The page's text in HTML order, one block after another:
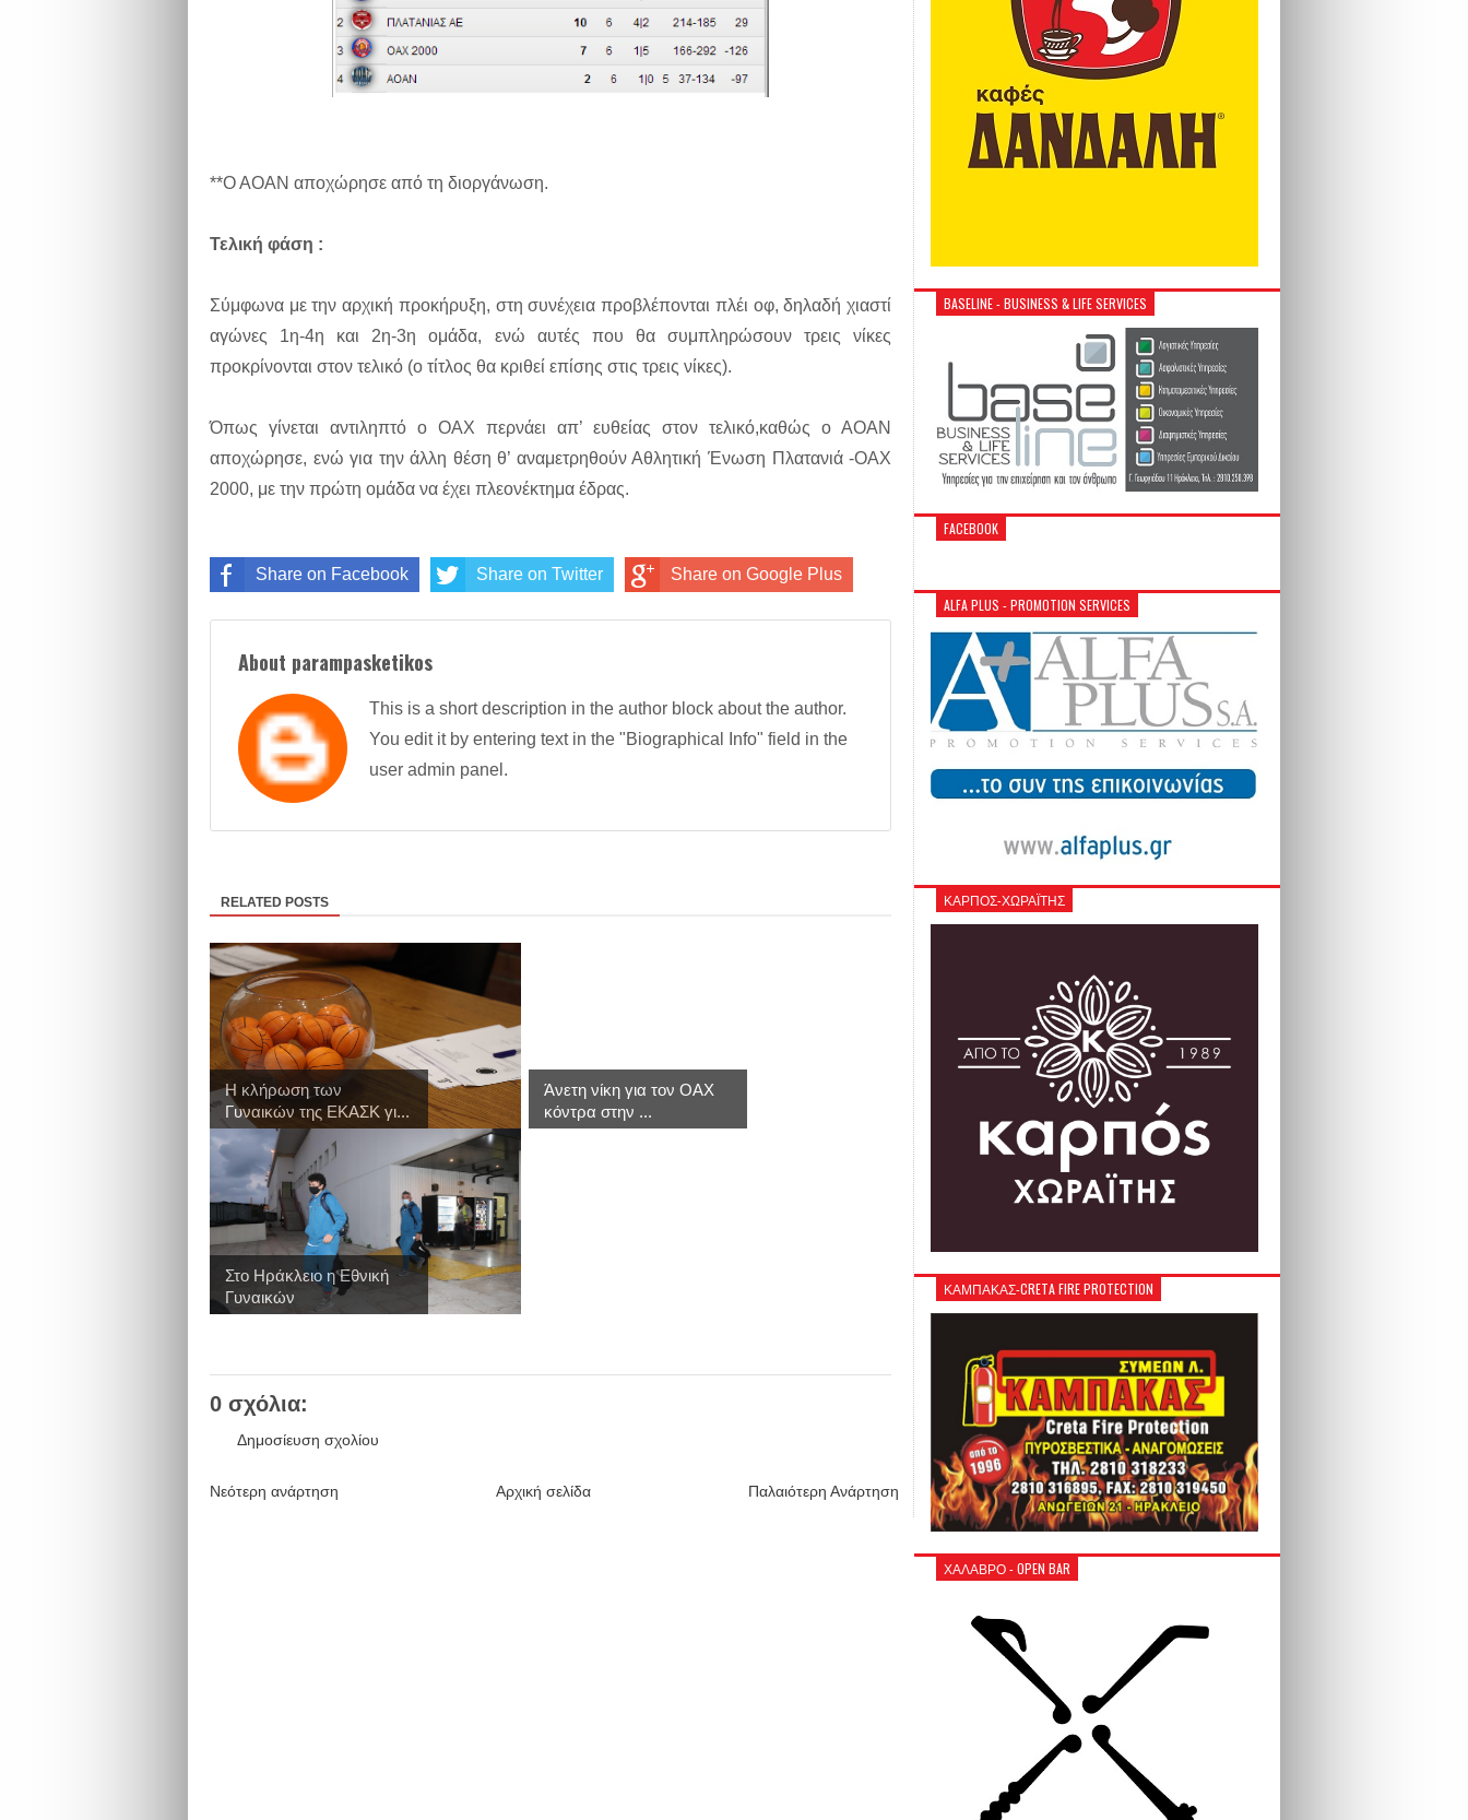
**Ο ΑΟΑΝ αποχώρησε από τη διοργάνωση.
Τελική φάση :
Σύμφωνα με την αρχική προκήρυξη, στη συνέχεια προβλέπονται πλέι οφ, δηλαδή χιαστί
αγώνες 1η-4η και 2η-3η ομάδα, ενώ αυτές που θα συμπληρώσουν τρεις νίκες
προκρίνονται στον τελικό (ο τίτλος θα κριθεί επίσης στις τρεις νίκες).
Όπως γίνεται αντιληπτό ο ΟΑΧ περνάει απ’ ευθείας στον τελικό,καθώς ο ΑΟΑΝ
αποχώρησε, ενώ για την άλλη θέση θ’ αναμετρηθούν Αθλητική Ένωση Πλατανιά -ΟΑΧ
2000, με την πρώτη ομάδα να έχει πλεονέκτημα έδρας.
Share on Facebook Share on Twitter Share on Google Plus
About parampasketikos
This is a short description in the author block about the author.
You edit it by entering text in the "Biographical Info" field in the
user admin panel.
RELATED POSTS
Η κλήρωση των
Γυναικών της ΕΚΑΣΚ γι...
Άνετη νίκη για τον ΟΑΧ
κόντρα στην ...
Στο Ηράκλειο η Εθνική
Γυναικών
0 σχόλια:
Δημοσίευση σχολίου
Νεότερη ανάρτηση Παλαιότερη Ανάρτηση
Αρχική σελίδα
BASELINE - BUSINESS & LIFE SERVICES
FACEBOOK
ALFA PLUS - PROMOTION SERVICES
ΚΑΡΠΟΣ-ΧΩΡΑΪΤΗΣ
ΚΑΜΠΑΚΑΣ-CRETA FIRE PROTECTION
ΧΑΛΑΒΡΟ - OPEN BAR